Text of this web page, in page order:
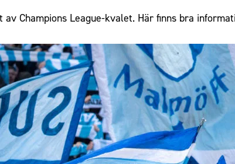
Champions League-kvalet. Här finns bra